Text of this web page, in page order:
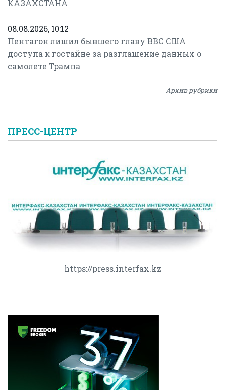
КАЗАХСТАНА
08.08.2026, 10:12
Пентагон лишил бывшего главу ВВС США
доступа к гостайне за разглашение данных о
самолете Трампа
Архив рубрики
ПРЕСС-ЦЕНТР
https://press.interfax.kz